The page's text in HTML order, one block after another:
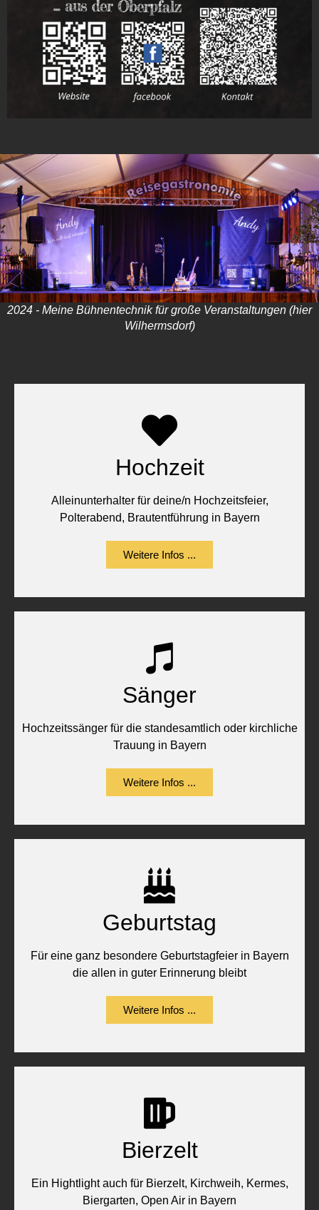
2024 - Meine Bühnentechnik für große Veranstaltungen (hier
Wilhermsdorf)
Hochzeit
Alleinunterhalter für deine/n Hochzeitsfeier,
Polterabend, Brautentführung in Bayern
Weitere Infos ...
Sänger
Hochzeitssänger für die standesamtlich oder kirchliche
Trauung in Bayern
Weitere Infos ...
Geburtstag
Für eine ganz besondere Geburtstagfeier in Bayern
die allen in guter Erinnerung bleibt
Weitere Infos ...
Bierzelt
Ein Hightlight auch für Bierzelt, Kirchweih, Kermes,
Biergarten, Open Air in Bayern